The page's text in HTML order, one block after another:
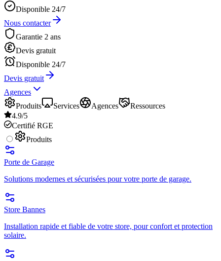
Disponible 24/7
Nous contacter
Garantie 2 ans
Devis gratuit
Disponible 24/7
Devis gratuit
Agences
Produits
Services Agences
Ressources
4.9/5
Certifié RGE
Produits
Porte de Garage
Solutions modernes et sécurisées pour votre porte de garage.
Store Bannes
Installation rapide et fiable de votre store, pour confort et protection
solaire.